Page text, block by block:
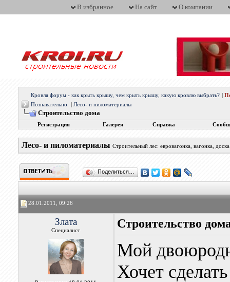
В избранное На сайт О компании
Кровля форум - как крыть крышу, чем крыть крышу, какую кровлю выбрать?
Познавательно.
Лесо- и пиломатериалы
Строительство дома
Регистрация Галерея Справка
Лесо- и пиломатериалы Строительный лес: евровагонка, вагонка,
Поделиться…
28.01.2011, 09:26
Злата
Специалист
Строительство
Мой
Хочет